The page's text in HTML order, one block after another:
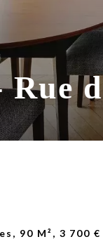
Rue
90 M², 3 700